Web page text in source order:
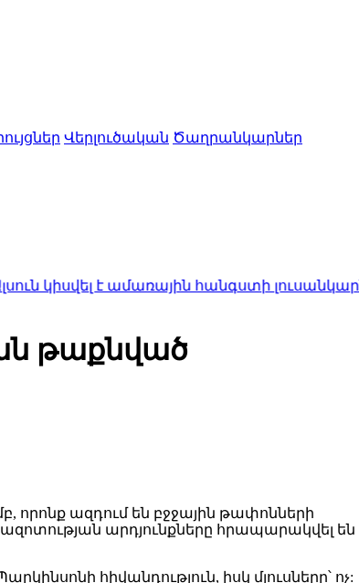
Վերլուծական Ծաղրանկարներ
է ամառային հանգստի լուսանկարներով
թաքնված
ազդում են բջջային թափոնների
արդյունքները հրապարակվել են
հիվանդություն, իսկ մյուսները՝ ոչ: